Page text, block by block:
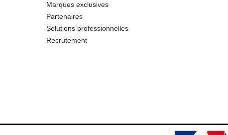
Marques exclusives
Partenaires
Solutions professionnelles
Recrutement